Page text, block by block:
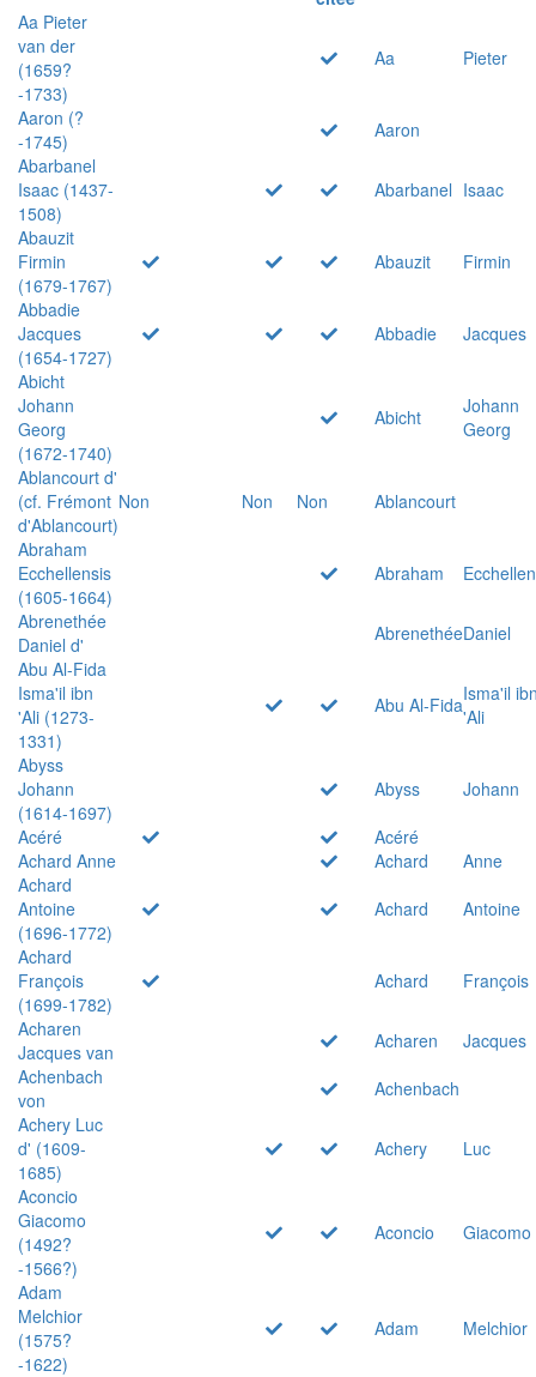
Aa Pieter
van der
(1659?
-1733)
Aa Pieter
Aaron (?
-1745)
Aaron
Abarbanel
Isaac (1437-
1508)
Abarbanel Isaac
Abauzit
Firmin
(1679-1767)
Abauzit
Firmin
Abbadie
Jacques
(1654-1727)
Abbadie
Jacques
Abicht
Johann
Georg
(1672-1740)
Abicht
Johann
Georg
Ablancourt d'
(cf. Frémont
d'Ablancourt)
Non Non Non
Ablancourt
Abraham
Ecchellensis
(1605-1664)
Abraham
Abrenethée
Daniel d'
AbrenethéeDaniel
Abu Al-Fida
Isma'il ibn
'Ali (1273-
1331)
Abu Al-FidaIsma'il
'Ali
Abyss
Johann
(1614-1697)
Abyss
Johann
Acéré
Acéré
Achard Anne
Achard
Anne
Achard
Antoine
(1696-1772)
Achard
Antoine
Achard
François
(1699-1782)
Achard
François
Acharen
Jacques van
Acharen
Jacques
Achenbach
von
Achenbach
Achery Luc
d' (1609-
1685)
Achery
Luc
Aconcio
Giacomo
(1492?
-1566?)
Aconcio Giacomo
Adam
Melchior
(1575?
-1622)
Adam Melchior